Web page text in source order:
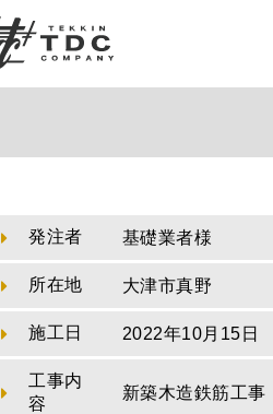
発注者 基礎業者様
所在地 大津市真野
施工日 2022年10月15日
工事内
容
新築木造鉄筋工事